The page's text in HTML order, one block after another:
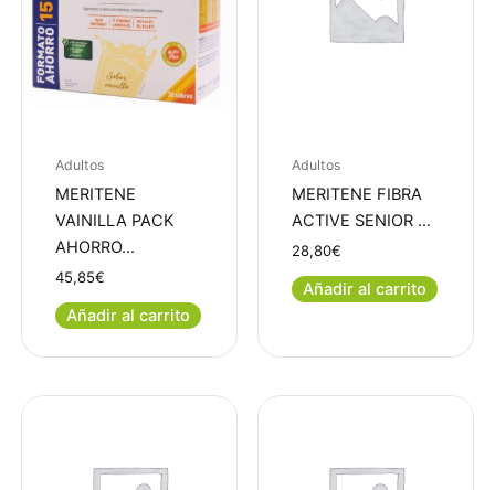
Adultos
MERITENE
VAINILLA PACK
AHORRO…
45,85€
Añadir al carrito
Adultos
MERITENE FIBRA
ACTIVE SENIOR …
28,80€
Añadir al carrito